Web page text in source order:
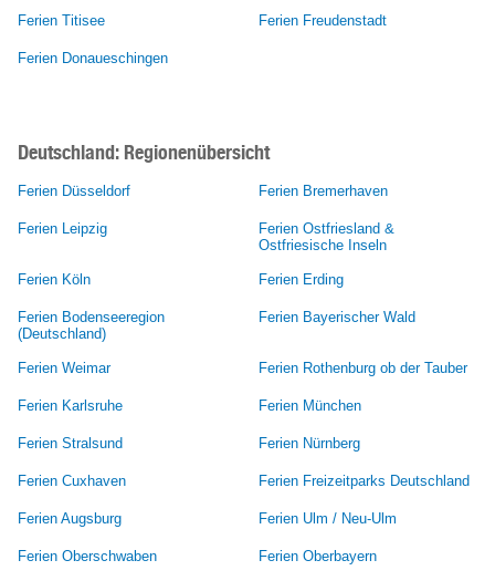
Ferien Titisee Ferien Freudenstadt
Ferien Donaueschingen
Deutschland: Regionenübersicht
Ferien Düsseldorf Ferien Bremerhaven
Ferien Leipzig
Ferien Ostfriesland &
Ostfriesische Inseln
Ferien Köln Ferien Erding
Ferien Bodenseeregion
(Deutschland)
Ferien Bayerischer Wald
Ferien Weimar Ferien Rothenburg ob der Tauber
Ferien Karlsruhe Ferien München
Ferien Stralsund Ferien Nürnberg
Ferien Cuxhaven Ferien Freizeitparks Deutschland
Ferien Augsburg Ferien Ulm / Neu-Ulm
Ferien Oberschwaben Ferien Oberbayern